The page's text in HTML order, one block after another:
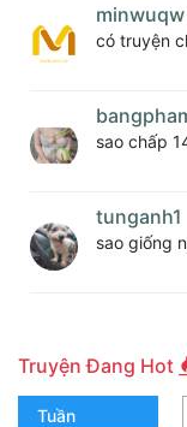
minwuqw
có truyện
sao chấp
tunganh1
sao giống
Truyện Đang Hot
Tuần